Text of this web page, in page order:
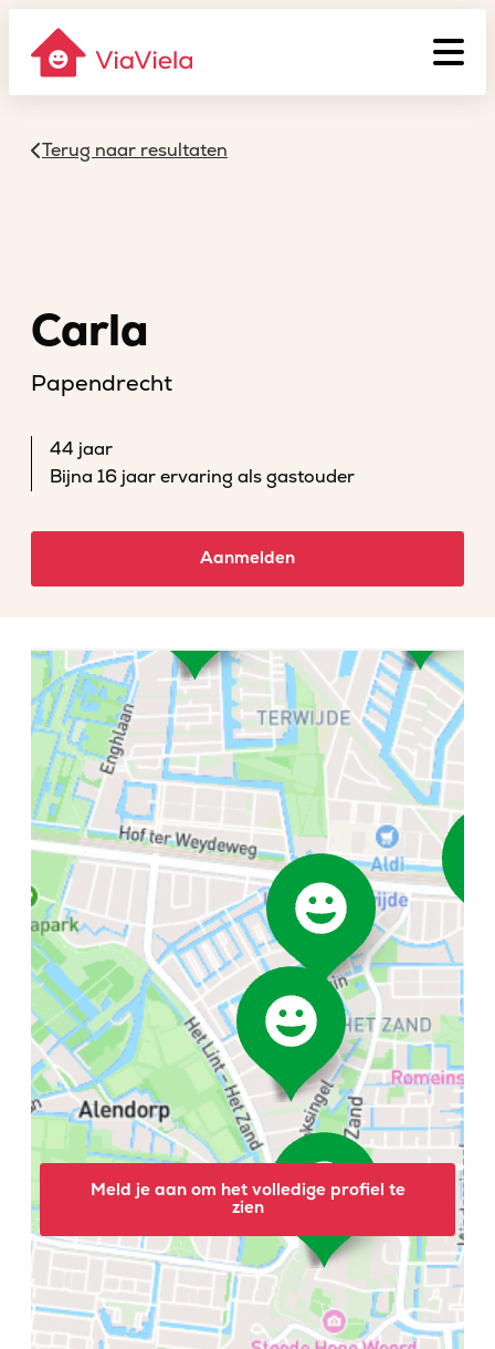
Terug naar resultaten
Carla
Papendrecht
44 jaar
Bijna 16 jaar ervaring als gastouder
Aanmelden
Meld je aan om het volledige profiel te
zien